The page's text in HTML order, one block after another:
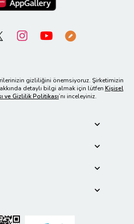
gizliliğini önemsiyoruz. Şirketimizin
detaylı bilgi almak için lütfen Kişisel
ve Gizlilik Politikası’nı inceleyiniz.